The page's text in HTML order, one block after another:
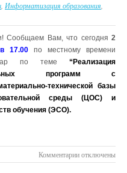
Информатизация образования
Сообщаем Вам, что сегодня 2
в 17.00 по местному времени
по теме “Реализация
программ с
технической базы
среды (ЦОС) и
обучения (ЭСО).
Комментариик
записи
отключены